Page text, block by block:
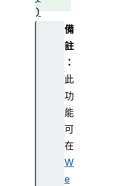
備
註
：
此
功
能
可
在
W
e
)
g